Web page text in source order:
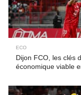
ECO
Dijon FCO, les clés
économique viable